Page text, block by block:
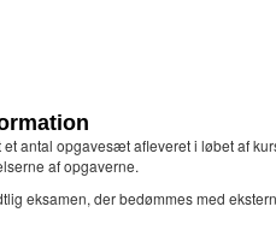
antal opgavesæt afleveret i løbet af
af opgaverne.
eksamen, der bedømmes med